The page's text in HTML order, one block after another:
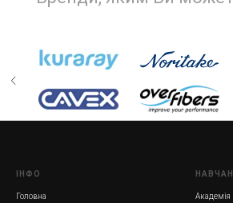
ІНФО
Головна Академія